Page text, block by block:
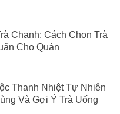
Chanh: Cách Chọn Trà
Cho Quán
Thanh Nhiệt Tự Nhiên
Và Gợi Ý Trà Uống